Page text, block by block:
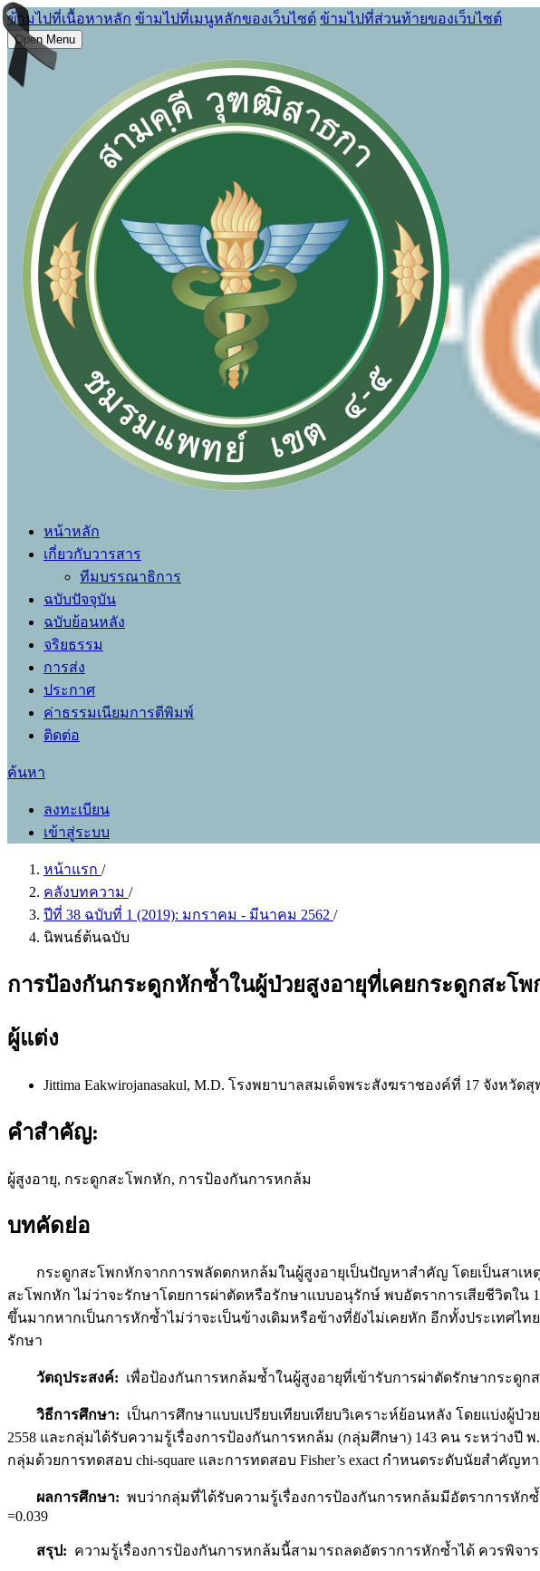
ข้ามไปที่เนื้อหาหลัก ข้ามไปที่เมนูหลักของเว็บไซต์ ข้ามไปที่ส่วนท้ายของเว็บไซต์
Open Menu
หน้าหลัก
เกี่ยวกับวารสาร
ทีมบรรณาธิการ
ฉบับปัจจุบัน
ฉบับย้อนหลัง
จริยธรรม
การส่ง
ประกาศ
ค่าธรรมเนียมการตีพิมพ์
ติดต่อ
ค้นหา
ลงทะเบียน
เข้าสู่ระบบ
หน้าแรก /
คลังบทความ /
ปีที่ 38 ฉบับที่ 1 (2019): มกราคม - มีนาคม 2562 /
นิพนธ์ต้นฉบับ
การป้องกันกระดูกหักซ้ำในผู้ป่วยสูงอายุที่เคยกระดูกสะโ
ผู้แต่ง
Jittima Eakwirojanasakul, M.D. โรงพยาบาลสมเด็จพระสังฆราชองค์ที่ 17 จังหวัด
คำสำคัญ:
ผู้สูงอายุ, กระดูกสะโพกหัก, การป้องกันการหกล้ม
บทคัดย่อ
กระดูกสะโพกหักจากการพลัดตกหกล้มในผู้สูงอายุเป็นปัญหาสำคัญ โดยเป็นสาเหตุ
สะโพกหัก ไม่ว่าจะรักษาโดยการผ่าตัดหรือรักษาแบบอนุรักษ์ พบอัตราการเสียชีวิตใน
ขึ้นมากหากเป็นการหักซ้ำไม่ว่าจะเป็นข้างเดิมหรือข้างที่ยังไม่เคยหัก อีกทั้งประเทศ
รักษา
วัตถุประสงค์: เพื่อป้องกันการหกล้มซ้ำในผู้สูงอายุที่เข้ารับการผ่าตัดรักษากระดูก
วิธีการศึกษา: เป็นการศึกษาแบบเปรียบเทียบเทียบวิเคราะห์ย้อนหลัง โดยแบ่งผู้
2558 และกลุ่มได้รับความรู้เรื่องการป้องกันการหกล้ม (กลุ่มศึกษา) 143 คน ระหว่างปี
กลุ่มด้วยการทดสอบ chi-square และการทดสอบ Fisher’s exact กำหนดระดับนัยสำคัญท
ผลการศึกษา: พบว่ากลุ่มที่ได้รับความรู้เรื่องการป้องกันการหกล้มมีอัตราการหักซ้
=0.039
สรุป: ความรู้เรื่องการป้องกันการหกล้มนี้สามารถลดอัตราการหักซ้ำได้ ควรพิจ